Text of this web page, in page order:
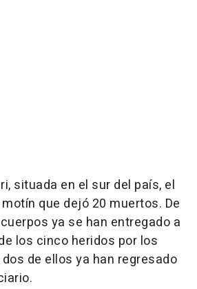
situada en el sur del país, el
que dejó 20 muertos. De
ya se han entregado a
los cinco heridos por los
de ellos ya han regresado